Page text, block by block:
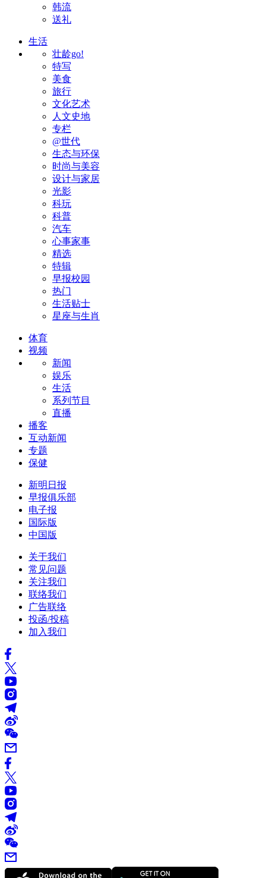
韩流
送礼
生活
壮龄go!
特写
美食
旅行
文化艺术
人文史地
专栏
@世代
生态与环保
时尚与美容
设计与家居
光影
科玩
科普
汽车
心事家事
精选
特辑
早报校园
热门
生活贴士
星座与生肖
体育
视频
新闻
娱乐
生活
系列节目
直播
播客
互动新闻
专题
保健
新明日报
早报俱乐部
电子报
国际版
中国版
关于我们
常见问题
关注我们
联络我们
广告联络
投函/投稿
加入我们